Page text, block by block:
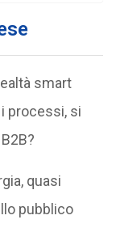
smart
processi, si
quasi
pubblico